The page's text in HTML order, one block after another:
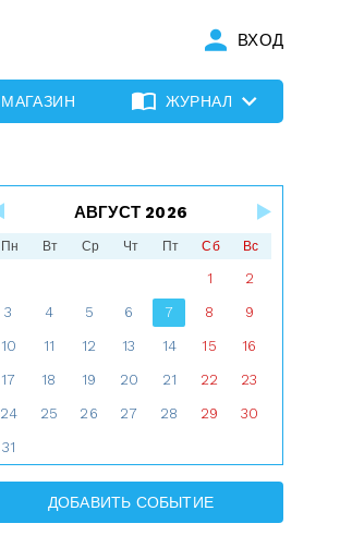
ВХОД
МАГАЗИН ЖУРНАЛ
АВГУСТ 2026
Пн Вт Ср Чт Пт Сб Вс
1 2
3 4 5 6 7 8 9
10 11 12 13 14 15 16
17 18 19 20 21 22 23
24 25 26 27 28 29 30
31
ДОБАВИТЬ СОБЫТИЕ